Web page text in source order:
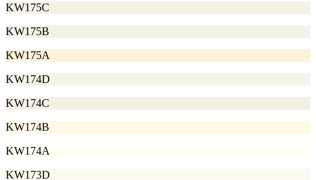
KW175C
KW175B
KW175A
KW174D
KW174C
KW174B
KW174A
KW173D